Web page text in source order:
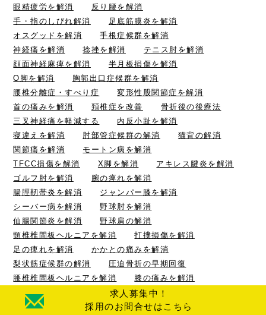
求人募集中！
採用のお問合せはこちら
眼精疲労を解消
反り腰を解消
手・指のしびれ解消
足底筋膜炎を解消
オスグッドを解消
手根症候群を解消
神経痛を解消
捻挫を解消
テニス肘を解消
顔面神経麻痺を解消
半月板損傷を解消
O脚を解消
胸郭出口症候群を解消
腰椎分離症・すべり症
変形性股関節症を解消
首の痛みを解消
頚椎症を改善
骨折後の後療法
三叉神経痛を軽減する
内反小趾を解消
寝違えを解消
肘部管症候群の解消
猫背の解消
関節痛を解消
モートン病を解消
TFCC損傷を解消
X脚を解消
アキレス腱炎を解消
ゴルフ肘を解消
腕の痺れを解消
腸脛靭帯炎を解消
ジャンパー膝を解消
シーバー病を解消
野球肘を解消
仙腸関節炎を解消
野球肩の解消
頸椎椎間板ヘルニアを解消
打撲損傷を解消
足の痺れを解消
かかとの痛みを解消
梨状筋症候群の解消
圧迫骨折の早期回復
腰椎椎間板ヘルニアを解消
膝の痛みを解消
リラクゼーション